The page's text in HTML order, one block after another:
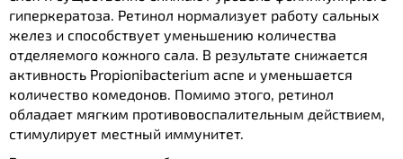
гиперкератоза. Ретинол нормализует работу сальных
желез и способствует уменьшению количества
отделяемого кожного сала. В результате снижается
активность Propionibacterium acne и уменьшается
количество комедонов. Помимо этого, ретинол
обладает мягким противовоспалительным действием,
стимулирует местный иммунитет.